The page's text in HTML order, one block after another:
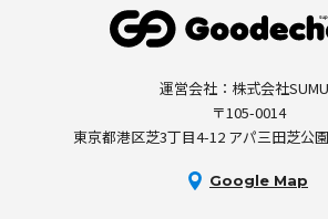
運営会社：株式会社
〒105-0014
東京都港区芝3丁目4-12 アパ三田芝公
Google Map